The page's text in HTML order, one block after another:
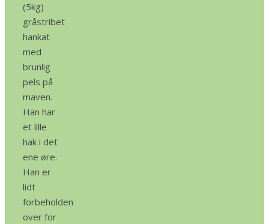
(5kg)
gråstribet
hankat
med
brunlig
pels på
maven.
Han har
et lille
hak i det
ene øre.
Han er
lidt
forbeholden
over for